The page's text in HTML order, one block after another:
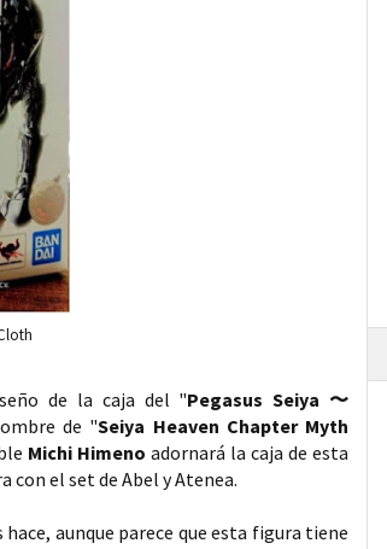
de la caja del "Pegasus Seiya 〜
de "Seiya Heaven Chapter Myth
Michi Himeno adornará la caja de esta
con el set de Abel y Atenea.
aunque parece que esta figura tiene